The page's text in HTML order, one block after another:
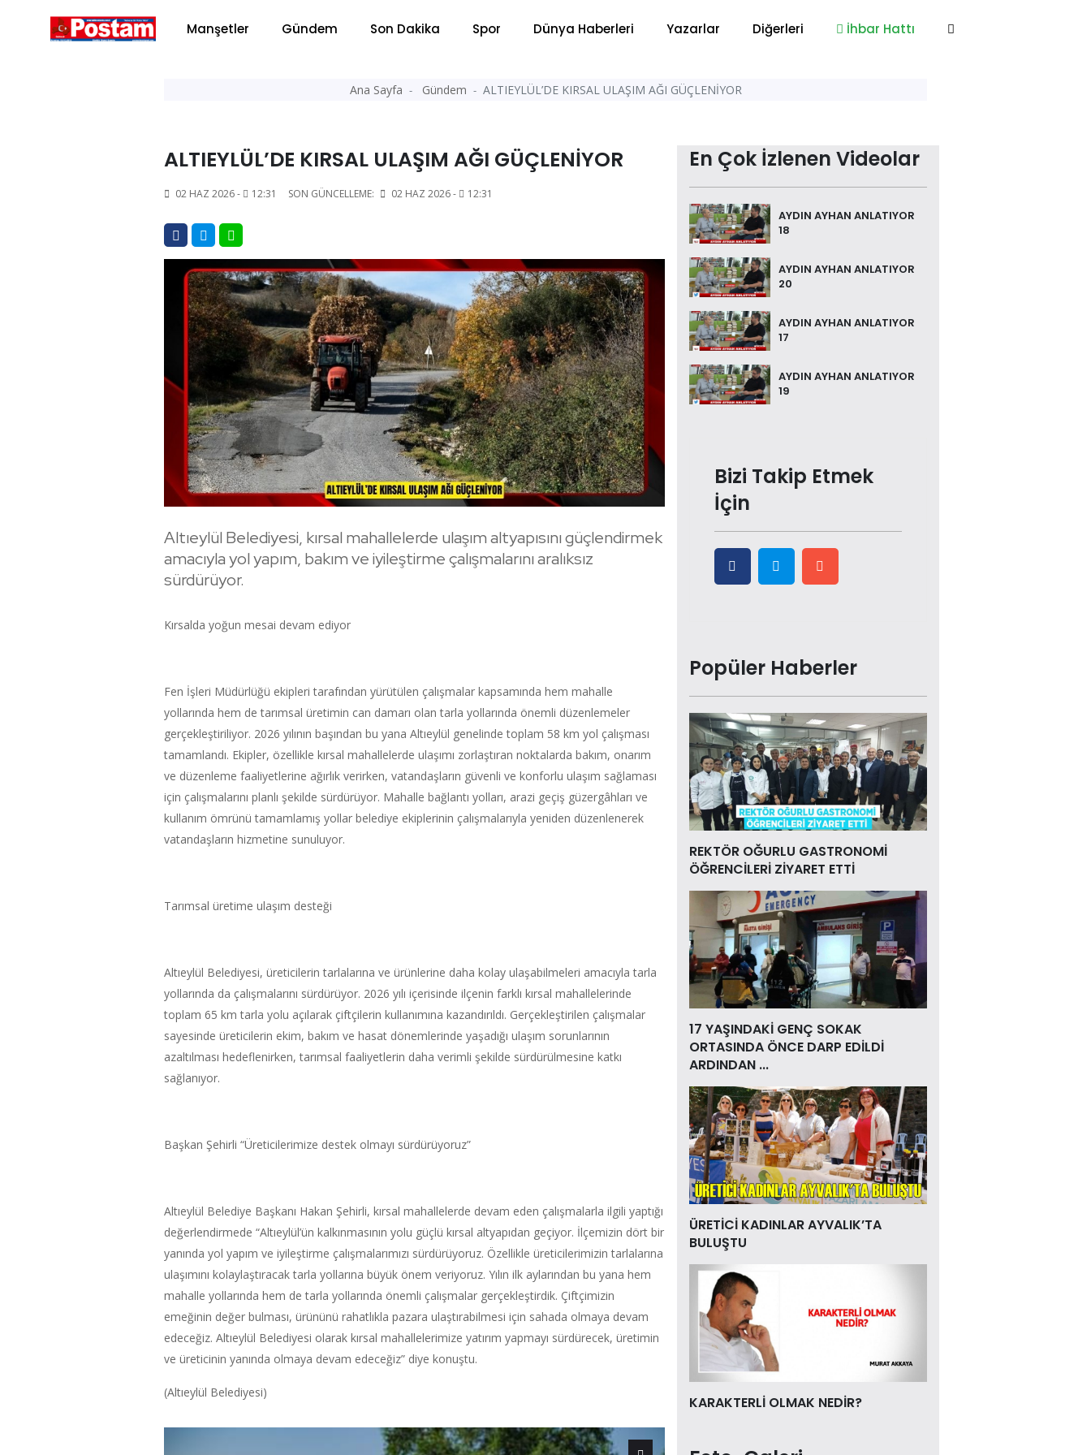
Manşetler Gündem Son Dakika Spor Dünya Haberleri Yazarlar Diğerleri İhbar Hattı
Ana Sayfa Gündem ALTIEYLÜL’DE KIRSAL ULAŞIM AĞI GÜÇLENİYOR
ALTIEYLÜL’DE KIRSAL ULAŞIM AĞI GÜÇLENİYOR
02 HAZ 2026 - 12:31 SON GÜNCELLEME: 02 HAZ 2026 - 12:31
Altıeylül Belediyesi, kırsal mahallelerde ulaşım altyapısını güçlendirmek
amacıyla yol yapım, bakım ve iyileştirme çalışmalarını aralıksız
sürdürüyor.
Kırsalda yoğun mesai devam ediyor
Fen İşleri Müdürlüğü ekipleri tarafından yürütülen çalışmalar kapsamında hem mahalle
yollarında hem de tarımsal üretimin can damarı olan tarla yollarında önemli düzenlemeler
gerçekleştiriliyor. 2026 yılının başından bu yana Altıeylül genelinde toplam 58 km yol çalışması
tamamlandı. Ekipler, özellikle kırsal mahallelerde ulaşımı zorlaştıran noktalarda bakım, onarım
ve düzenleme faaliyetlerine ağırlık verirken, vatandaşların güvenli ve konforlu ulaşım sağlaması
için çalışmalarını planlı şekilde sürdürüyor. Mahalle bağlantı yolları, arazi geçiş güzergâhları ve
kullanım ömrünü tamamlamış yollar belediye ekiplerinin çalışmalarıyla yeniden düzenlenerek
vatandaşların hizmetine sunuluyor.
Tarımsal üretime ulaşım desteği
Altıeylül Belediyesi, üreticilerin tarlalarına ve ürünlerine daha kolay ulaşabilmeleri amacıyla tarla
yollarında da çalışmalarını sürdürüyor. 2026 yılı içerisinde ilçenin farklı kırsal mahallelerinde
toplam 65 km tarla yolu açılarak çiftçilerin kullanımına kazandırıldı. Gerçekleştirilen çalışmalar
sayesinde üreticilerin ekim, bakım ve hasat dönemlerinde yaşadığı ulaşım sorunlarının
azaltılması hedeflenirken, tarımsal faaliyetlerin daha verimli şekilde sürdürülmesine katkı
sağlanıyor.
Başkan Şehirli “Üreticilerimize destek olmayı sürdürüyoruz”
Altıeylül Belediye Başkanı Hakan Şehirli, kırsal mahallelerde devam eden çalışmalarla ilgili yaptığı
değerlendirmede “Altıeylül’ün kalkınmasının yolu güçlü kırsal altyapıdan geçiyor. İlçemizin dört bir
yanında yol yapım ve iyileştirme çalışmalarımızı sürdürüyoruz. Özellikle üreticilerimizin tarlalarına
ulaşımını kolaylaştıracak tarla yollarına büyük önem veriyoruz. Yılın ilk aylarından bu yana hem
mahalle yollarında hem de tarla yollarında önemli çalışmalar gerçekleştirdik. Çiftçimizin
emeğinin değer bulması, ürününü rahatlıkla pazara ulaştırabilmesi için sahada olmaya devam
edeceğiz. Altıeylül Belediyesi olarak kırsal mahallelerimize yatırım yapmayı sürdürecek, üretimin
ve üreticinin yanında olmaya devam edeceğiz” diye konuştu.
(Altıeylül Belediyesi)
En Çok İzlenen Videolar
AYDIN AYHAN ANLATIYOR
18
AYDIN AYHAN ANLATIYOR
20
AYDIN AYHAN ANLATIYOR
17
AYDIN AYHAN ANLATIYOR
19
Bizi Takip Etmek
İçin
Popüler Haberler
REKTÖR OĞURLU GASTRONOMİ
ÖĞRENCİLERİ ZİYARET ETTİ
17 YAŞINDAKİ GENÇ SOKAK
ORTASINDA ÖNCE DARP EDİLDİ
ARDINDAN ...
ÜRETİCİ KADINLAR AYVALIK’TA
BULUŞTU
KARAKTERLİ OLMAK NEDİR?